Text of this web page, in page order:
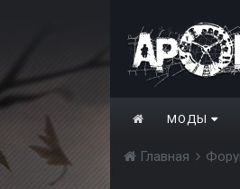
МОДЫ
Главная